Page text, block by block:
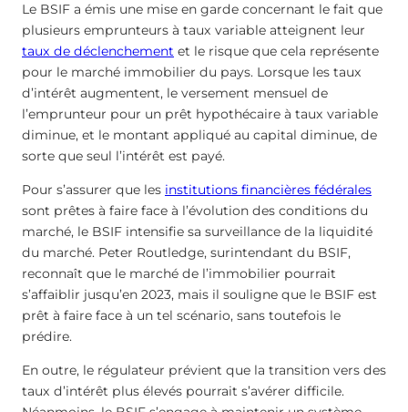
Le BSIF a émis une mise en garde concernant le fait que
plusieurs emprunteurs à taux variable atteignent leur
taux de déclenchement et le risque que cela représente
pour le marché immobilier du pays. Lorsque les taux
d’intérêt augmentent, le versement mensuel de
l’emprunteur pour un prêt hypothécaire à taux variable
diminue, et le montant appliqué au capital diminue, de
sorte que seul l’intérêt est payé.
Pour s’assurer que les institutions financières fédérales
sont prêtes à faire face à l’évolution des conditions du
marché, le BSIF intensifie sa surveillance de la liquidité
du marché. Peter Routledge, surintendant du BSIF,
reconnaît que le marché de l’immobilier pourrait
s’affaiblir jusqu’en 2023, mais il souligne que le BSIF est
prêt à faire face à un tel scénario, sans toutefois le
prédire.
En outre, le régulateur prévient que la transition vers des
taux d’intérêt plus élevés pourrait s’avérer difficile.